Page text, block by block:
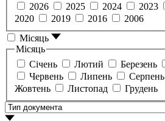
2026
2025 2024 2023
2020
2019 2016
2006
Місяць
Місяць
Січень
Лютий Березень
Червень
Липень Серпень
Жовтень
Листопад Грудень